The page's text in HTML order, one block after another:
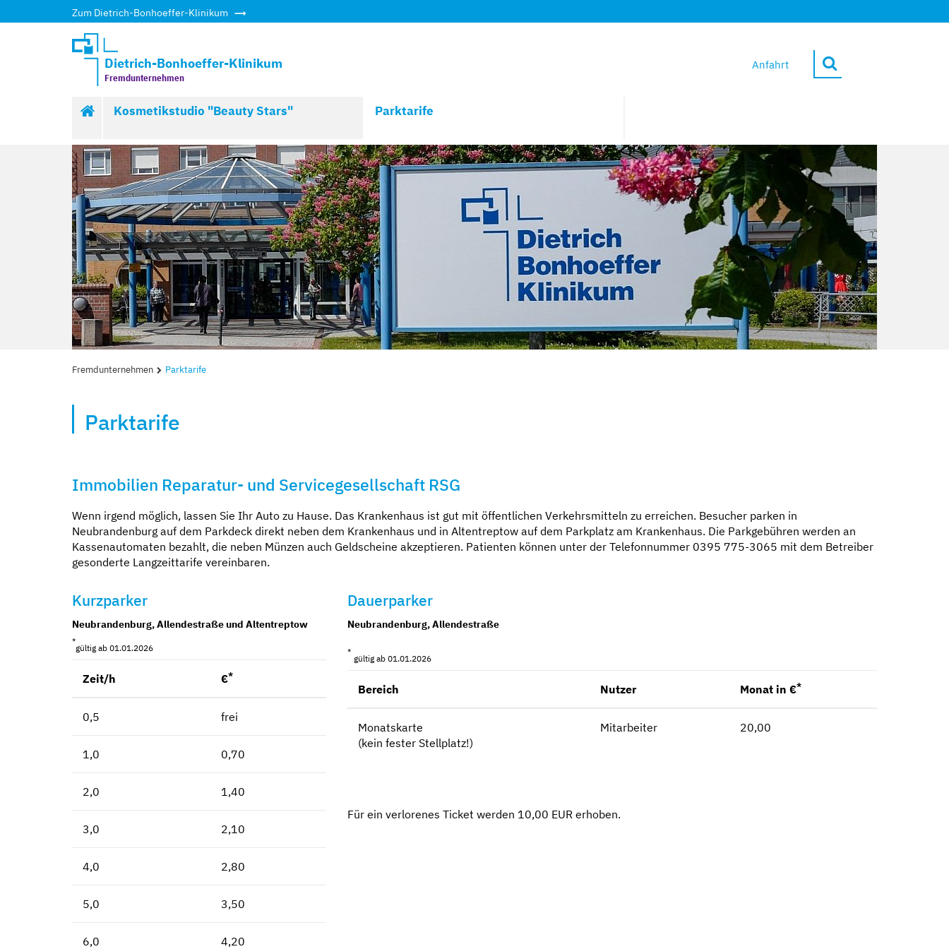
Zum Dietrich-Bonhoeffer-Klinikum
Dietrich-Bonhoeffer-Klinikum
Fremdunternehmen
Anfahrt
Friseurmeister
Kosmetikstudio "Beauty Stars" Parktarife
Fremdunternehmen Parktarife
Parktarife
Immobilien Reparatur- und Servicegesellschaft RSG
Wenn irgend möglich, lassen Sie Ihr Auto zu Hause. Das Krankenhaus ist gut mit öffentlichen Verkehrsmitteln zu erreichen. Besucher parken in
Neubrandenburg auf dem Parkdeck direkt neben dem Krankenhaus und in Altentreptow auf dem Parkplatz am Krankenhaus. Die Parkgebühren werden an
Kassenautomaten bezahlt, die neben Münzen auch Geldscheine akzeptieren. Patienten können unter der Telefonnummer 0395 775-3065 mit dem Betreiber
gesonderte Langzeittarife vereinbaren.
Kurzparker
Neubrandenburg, Allendestraße und Altentreptow
*
gültig ab 01.01.2026
Zeit/h €*
0,5 frei
1,0 0,70
2,0 1,40
3,0 2,10
4,0 2,80
5,0 3,50
6,0 4,20
Dauerparker
Neubrandenburg, Allendestraße
*
gültig ab 01.01.2026
Bereich Nutzer Monat in €*
Monatskarte
(kein fester Stellplatz!)
Mitarbeiter 20,00
Für ein verlorenes Ticket werden 10,00 EUR erhoben.